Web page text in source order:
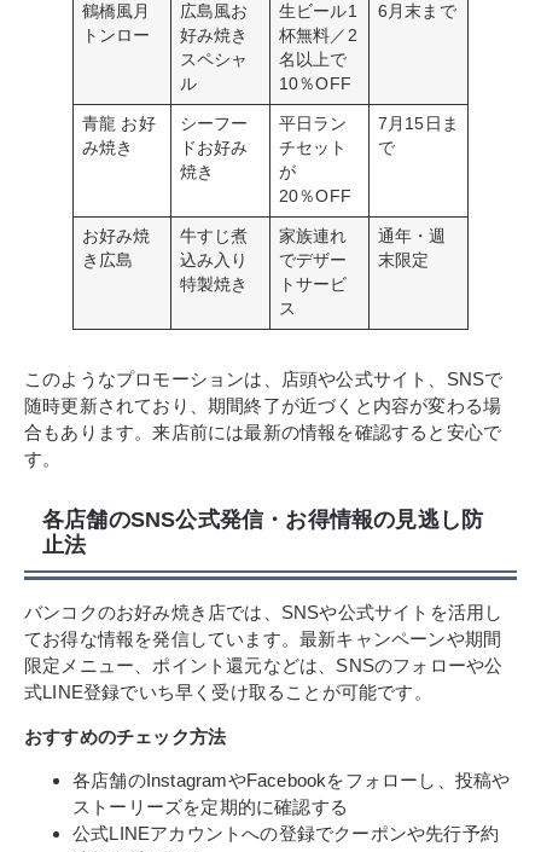
鶴橋風月
トンロー
広島風お
好み焼き
スペシャ
ル
生ビール1
杯無料／2
名以上で
10％OFF
6月末まで
青龍 お好
み焼き
シーフー
ドお好み
焼き
平日ラン
チセット
が
20％OFF
7月15日ま
で
お好み焼
き広島
牛すじ煮
込み入り
特製焼き
家族連れ
でデザー
トサービ
ス
通年・週
末限定
このようなプロモーションは、店頭や公式サイト、SNSで
随時更新されており、期間終了が近づくと内容が変わる場
合もあります。来店前には最新の情報を確認すると安心で
す。
各店舗のSNS公式発信・お得情報の見逃し防
止法
バンコクのお好み焼き店では、SNSや公式サイトを活用し
てお得な情報を発信しています。最新キャンペーンや期間
限定メニュー、ポイント還元などは、SNSのフォローや公
式LINE登録でいち早く受け取ることが可能です。
おすすめのチェック方法
各店舗のInstagramやFacebookをフォローし、投稿や
ストーリーズを定期的に確認する
公式LINEアカウントへの登録でクーポンや先行予約